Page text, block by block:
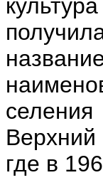
культура
селения
Верхний
где в